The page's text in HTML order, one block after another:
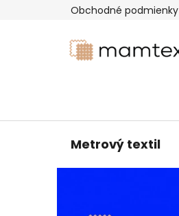
Obchodné podmienky
Metrový textil